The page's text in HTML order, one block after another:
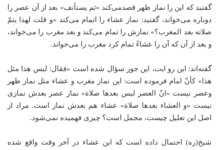
گفتید که این را نماز ظهر قصدمی‌کند «ثم‌ یستأنف» بعد از آن عصر را
دوباره می‌خواند، گفتید: نماز عشاء را اتمام می‌کند «و قلت لهذا یتمّ
صلاته بعد المغرب؟» نمازش را تمام می‌کند و بعد مغرب را می‌خواند،
و بعد از آن که آن را عشاءً تمام کرد مغرب را می‌خواند.
گفته‌اند: این رو ایت، این جور سؤال شده است «فقال: لیس هذا مثل
هذا» کأنّ امام فرموده است: این نماز مغرب و عشاء مثل نماز ظهر
وعصر نیست «انّ العصر لیس بعدها صلاة» نماز عصر بعدش نمازی
نیست «و العشاء بعدها صلاة» عشاء هم بعدش نماز است. مراد از
اصل این تعلیل چیست، مجمل است؟ چیزی فهمیده نمی‌شود.
شیخ(ره) احتمال داده است که این عشاء در آخر وقت واقع شده